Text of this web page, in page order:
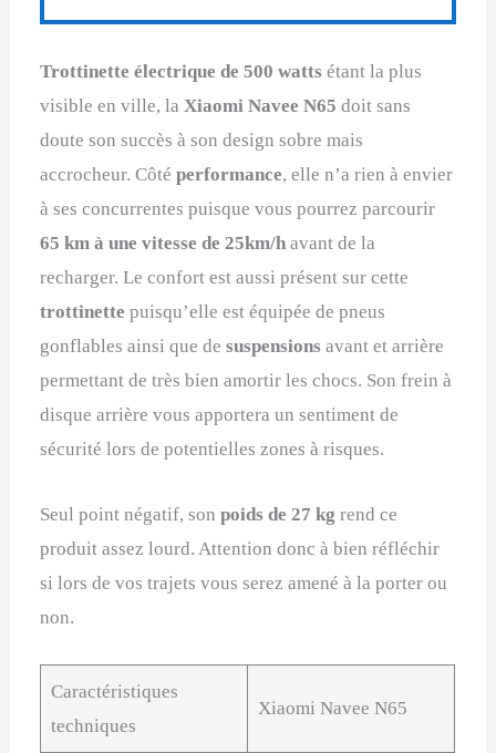
Trottinette électrique de 500 watts étant la plus
visible en ville, laXiaomi Navee N65doit sans
doute son succès à son design sobre mais
accrocheur. Côtéperformance, elle n’a rien à envier
à ses concurrentes puisque vous pourrez parcourir
65 km à une vitesse de 25km/havant de la
recharger. Le confort est aussi présent sur cette
trottinettepuisqu’elle est équipée de pneus
gonflables ainsi que desuspensionsavant et arrière
permettant de très bien amortir les chocs. Son frein à
disque arrière vous apportera un sentiment de
sécurité lors de potentielles zones à risques.
Seul point négatif, sonpoids de 27 kg rend ce
produit assez lourd. Attention donc à bien réfléchir
si lors de vos trajets vous serez amené à la porter ou
non.
Caractéristiques
techniques
Xiaomi Navee N65